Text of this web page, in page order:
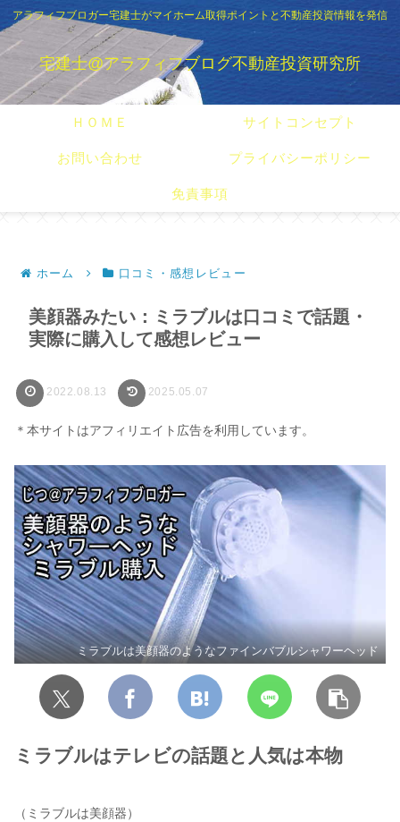
アラフィフブロガー宅建士がマイホーム取得ポイントと不動産投資情報を発信
宅建士@アラフィフブログ不動産投資研究所
ＨＯＭＥ サイトコンセプト
お問い合わせ プライバシーポリシー
免責事項
ホーム 口コミ・感想レビュー
美顔器みたい：ミラブルは口コミで話題・
実際に購入して感想レビュー
2022.08.13 2025.05.07
＊本サイトはアフィリエイト広告を利用しています。
ミラブルは美顔器のようなファインバブルシャワーヘッド
ミラブルはテレビの話題と人気は本物
（ミラブルは美顔器）